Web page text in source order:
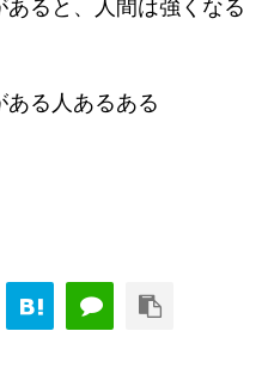
ると、人間は強くなる
る人あるある